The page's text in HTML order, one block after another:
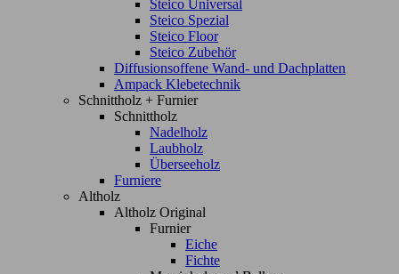
Steico Universal
Steico Spezial
Steico Floor
Steico Zubehör
Diffusionsoffene Wand- und Dachplatten
Ampack Klebetechnik
Schnittholz + Furnier
Schnittholz
Nadelholz
Laubholz
Überseeholz
Furniere
Altholz
Altholz Original
Furnier
Eiche
Fichte